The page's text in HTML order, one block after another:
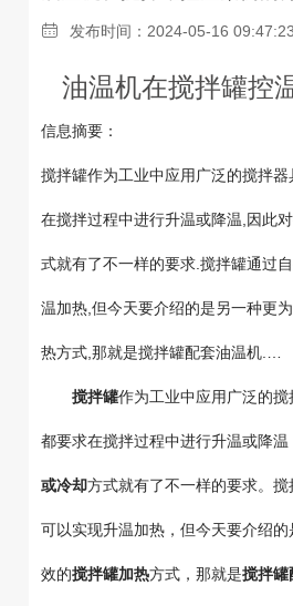
合作伙伴发布时间：2024-05-16
油温机在搅拌罐控
信息摘要：
搅拌罐作为工业中应用广泛的搅拌
在搅拌过程中进行升温或降温,因此
式就有了不一样的要求.搅拌罐通过
温加热,但今天要介绍的是另一种更
热方式,那就是搅拌罐配套油温机.…
搅拌罐作为工业中应用广泛的
都要求在搅拌过程中进行升温或降
或冷却方式就有了不一样的要求。
可以实现升温加热，但今天要介绍
效的搅拌罐加热方式，那就是搅拌罐